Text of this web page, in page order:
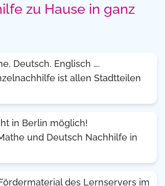
zu Hause in ganz
Deutsch. Englisch ….
ist allen Stadtteilen
in Berlin möglich!
und Deutsch Nachhilfe in
des Lernservers im